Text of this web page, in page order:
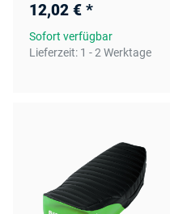
12,02 € *
Sofort verfügbar
Lieferzeit: 1 - 2 Werktage